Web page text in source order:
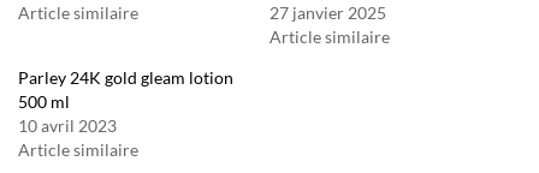
Article similaire
27 janvier 2025
Article similaire
Parley 24K gold gleam lotion
500 ml
10 avril 2023
Article similaire